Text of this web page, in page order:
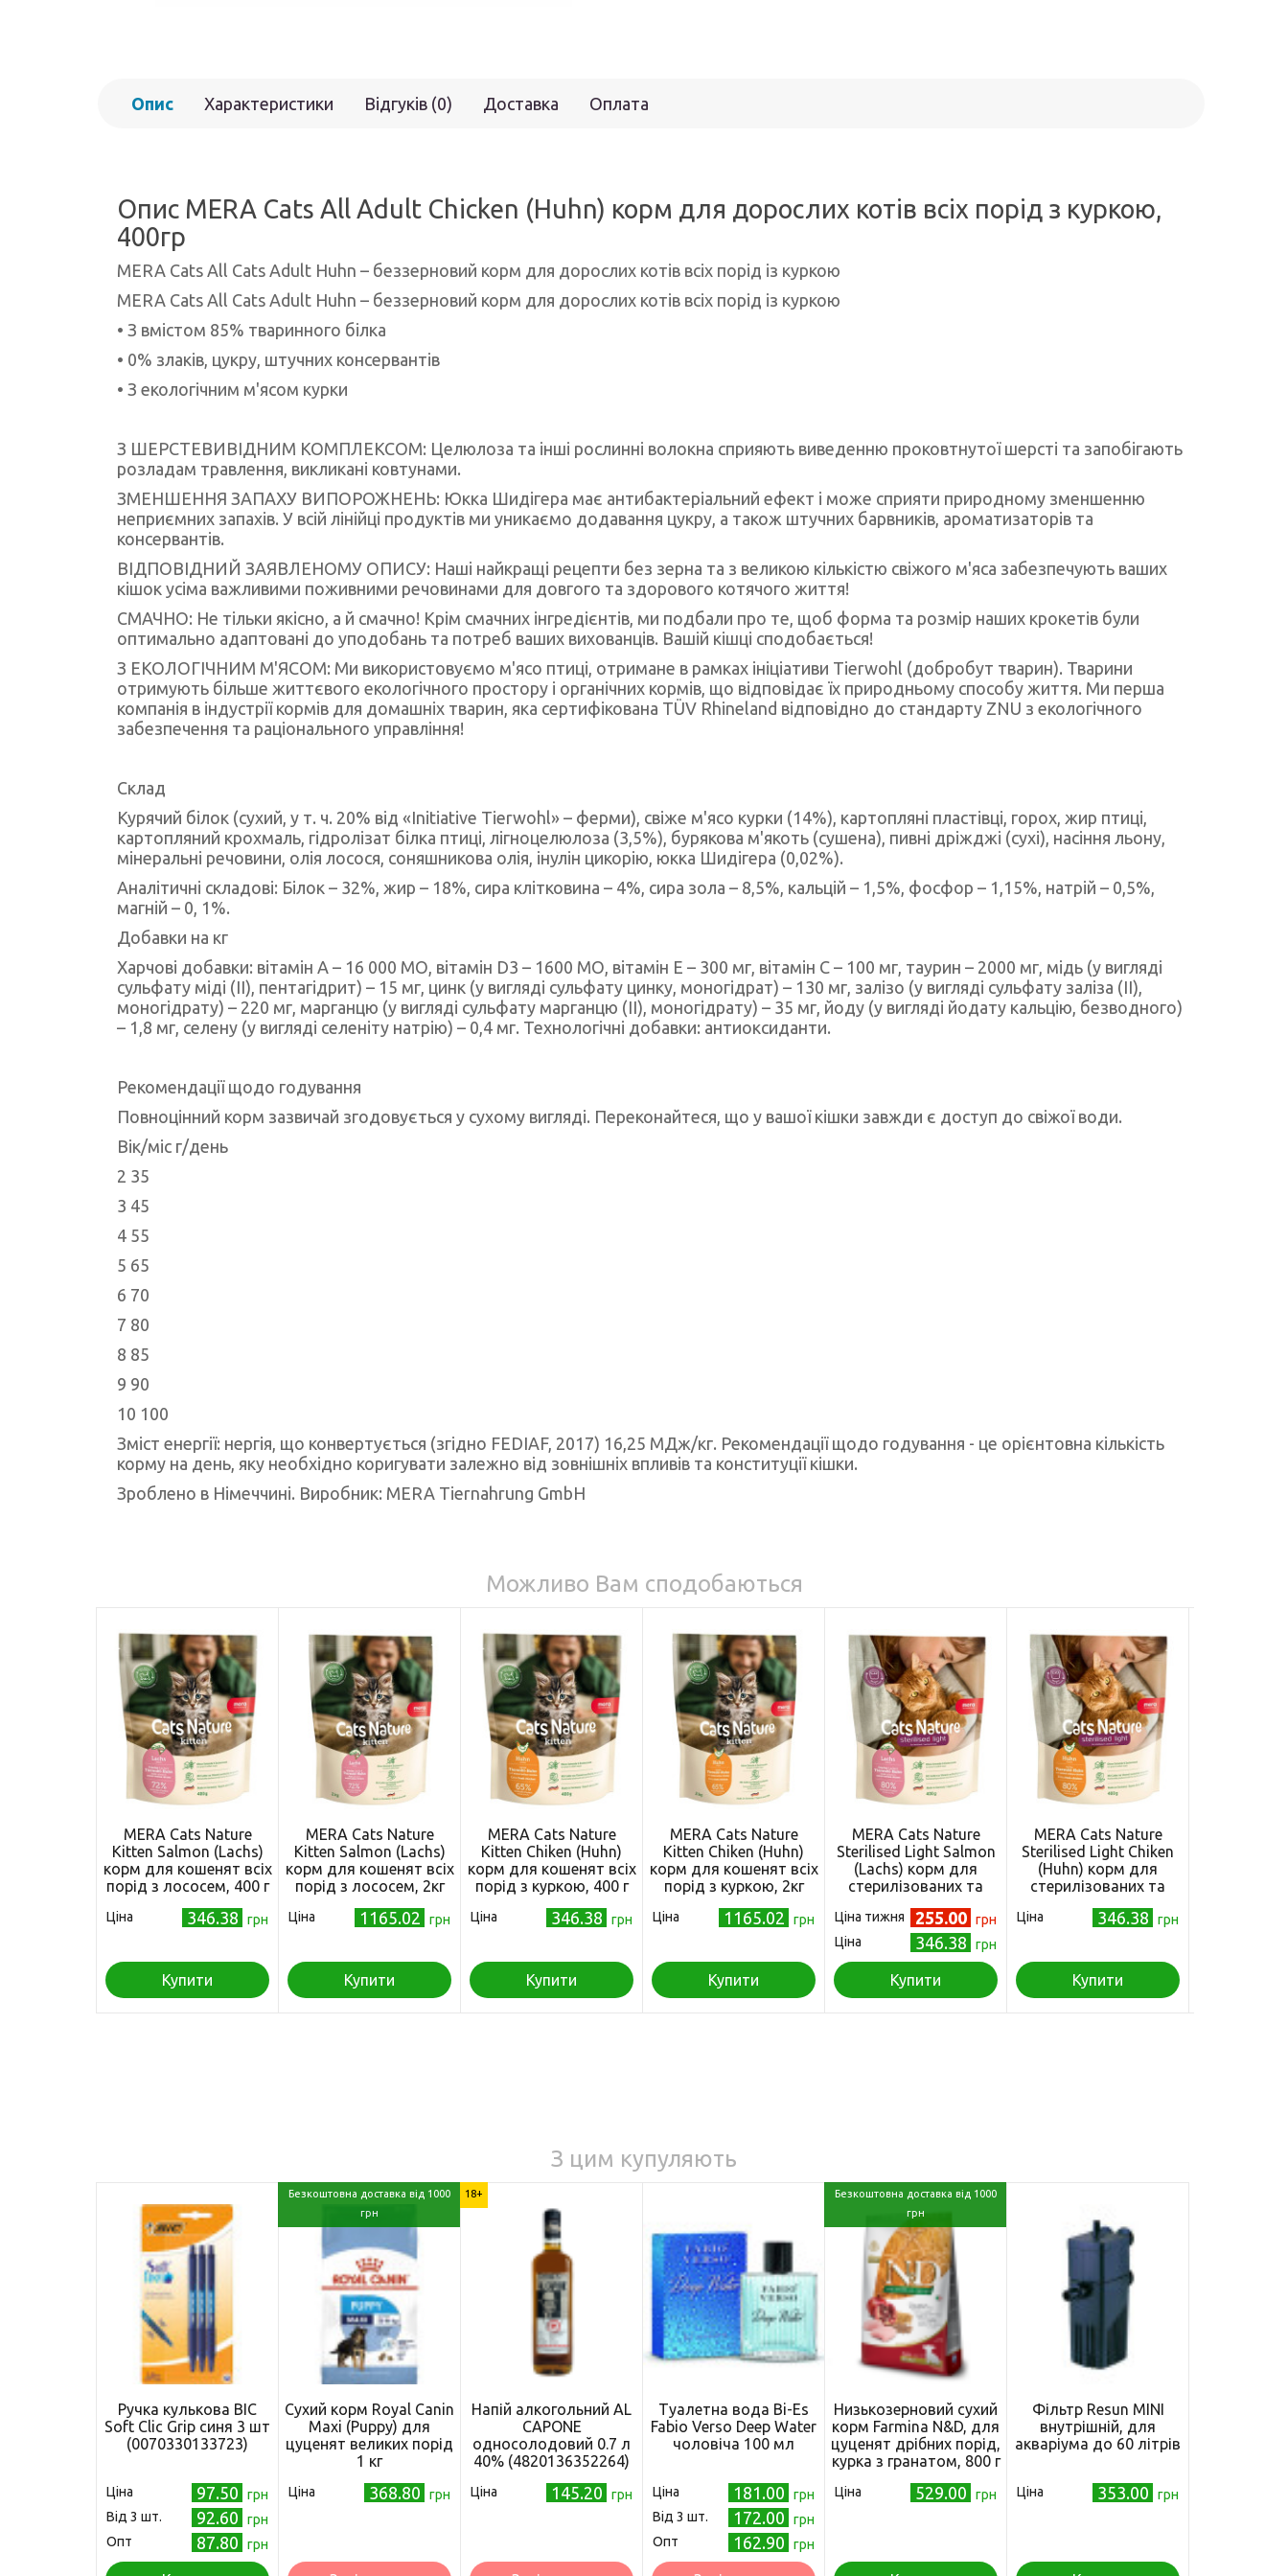
Опис Характеристики Відгуків (0) Доставка Оплата
Опис MERA Cats All Adult Chicken (Huhn) корм для дорослих котів всіх порід з куркою,
400гр
MERA Cats All Cats Adult Huhn – беззерновий корм для дорослих котів всіх порід із куркою
MERA Cats All Cats Adult Huhn – беззерновий корм для дорослих котів всіх порід із куркою
• З вмістом 85% тваринного білка
• 0% злаків, цукру, штучних консервантів
• З екологічним м'ясом курки
З ШЕРСТЕВИВІДНИМ КОМПЛЕКСОМ: Целюлоза та інші рослинні волокна сприяють виведенню проковтнутої шерсті та запобігають
розладам травлення, викликані ковтунами.
ЗМЕНШЕННЯ ЗАПАХУ ВИПОРОЖНЕНЬ: Юкка Шидігера має антибактеріальний ефект і може сприяти природному зменшенню
неприємних запахів. У всій лінійці продуктів ми уникаємо додавання цукру, а також штучних барвників, ароматизаторів та
консервантів.
ВІДПОВІДНИЙ ЗАЯВЛЕНОМУ ОПИСУ: Наші найкращі рецепти без зерна та з великою кількістю свіжого м'яса забезпечують ваших
кішок усіма важливими поживними речовинами для довгого та здорового котячого життя!
СМАЧНО: Не тільки якісно, а й смачно! Крім смачних інгредієнтів, ми подбали про те, щоб форма та розмір наших крокетів були
оптимально адаптовані до уподобань та потреб ваших вихованців. Вашій кішці сподобається!
З ЕКОЛОГІЧНИМ М'ЯСОМ: Ми використовуємо м'ясо птиці, отримане в рамках ініціативи Tierwohl (добробут тварин). Тварини
отримують більше життєвого екологічного простору і органічних кормів, що відповідає їх природньому способу життя. Ми перша
компанія в індустрії кормів для домашніх тварин, яка сертифікована TÜV Rhineland відповідно до стандарту ZNU з екологічного
забезпечення та раціонального управління!
Склад
Курячий білок (сухий, у т. ч. 20% від «Initiative Tierwohl» – ферми), свіже м'ясо курки (14%), картопляні пластівці, горох, жир птиці,
картопляний крохмаль, гідролізат білка птиці, лігноцелюлоза (3,5%), бурякова м'якоть (сушена), пивні дріжджі (сухі), насіння льону,
мінеральні речовини, олія лосося, соняшникова олія, інулін цикорію, юкка Шидігера (0,02%).
Аналітичні складові: Білок – 32%, жир – 18%, сира клітковина – 4%, сира зола – 8,5%, кальцій – 1,5%, фосфор – 1,15%, натрій – 0,5%,
магній – 0, 1%.
Добавки на кг
Харчові добавки: вітамін А – 16 000 МО, вітамін D3 – 1600 МО, вітамін Е – 300 мг, вітамін С – 100 мг, таурин – 2000 мг, мідь (у вигляді
сульфату міді (II), пентагідрит) – 15 мг, цинк (у вигляді сульфату цинку, моногідрат) – 130 мг, залізо (у вигляді сульфату заліза (II),
моногідрату) – 220 мг, марганцю (у вигляді сульфату марганцю (II), моногідрату) – 35 мг, йоду (у вигляді йодату кальцію, безводного)
– 1,8 мг, селену (у вигляді селеніту натрію) – 0,4 мг. Технологічні добавки: антиоксиданти.
Рекомендації щодо годування
Повноцінний корм зазвичай згодовується у сухому вигляді. Переконайтеся, що у вашої кішки завжди є доступ до свіжої води.
Вік/міс г/день
2 35
3 45
4 55
5 65
6 70
7 80
8 85
9 90
10 100
Зміст енергії: нергія, що конвертується (згідно FEDIAF, 2017) 16,25 МДж/кг. Рекомендації щодо годування - це орієнтовна кількість
корму на день, яку необхідно коригувати залежно від зовнішніх впливів та конституції кішки.
Зроблено в Німеччині. Виробник: MERA Tiernahrung GmbH
Можливо Вам сподобаються
MERA Cats Nature
Kitten Salmon (Lachs)
корм для кошенят всіх
порід з лососем, 400 г
Ціна 346.38 грн
Купити
MERA Cats Nature
Kitten Salmon (Lachs)
корм для кошенят всіх
порід з лососем, 2кг
Ціна 1165.02 грн
Купити
MERA Cats Nature
Kitten Chiken (Huhn)
корм для кошенят всіх
порід з куркою, 400 г
Ціна 346.38 грн
Купити
MERA Cats Nature
Kitten Chiken (Huhn)
корм для кошенят всіх
порід з куркою, 2кг
Ціна 1165.02 грн
Купити
MERA Cats Nature
Sterilised Light Salmon
(Lachs) корм для
стерилізованих та
лососем, 400 г
Ціна тижня 255.00 грн
Ціна
346.38 грн
Купити
MERA Cats Nature
Sterilised Light Chiken
(Huhn) корм для
стерилізованих та
куркою, 400 г
Ціна 346.38 грн
Купити
З цим купуляють
Ручка кулькова BIC
Soft Clic Grip синя 3 шт
(0070330133723)
Ціна 97.50
грн
Від 3 шт.
92.60
грн
Опт
87.80 грн
Безкоштовна доставка від 1000
грн
Сухий корм Royal Canin
Maxi (Puppy) для
цуценят великих порід
1 кг
Ціна 368.80 грн
18+
Напій алкогольний AL
CAPONE
односолодовий 0.7 л
40% (4820136352264)
Ціна 145.20 грн
Туалетна вода Bi-Es
Fabio Verso Deep Water
чоловіча 100 мл
Ціна 181.00
грн
Від 3 шт.
172.00
грн
Опт
162.90 грн
Безкоштовна доставка від 1000
грн
Низькозерновий сухий
корм Farmina N&D, для
цуценят дрібних порід,
курка з гранатом, 800 г
Ціна 529.00 грн
Фільтр Resun MINI
внутрішній, для
акваріума до 60 літрів
Ціна 353.00 грн